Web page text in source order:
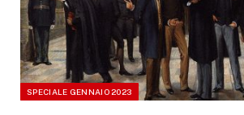
SPECIALE GENNAIO 2023